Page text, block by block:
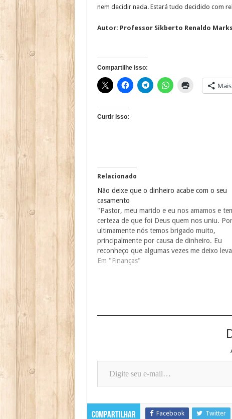
nem decidir nada. Estará tudo decidido com
Autor: Professor Sikberto Renaldo
Compartilhe isso:
Mais
Curtir isso:
Relacionado
Não deixe que o dinheiro acabe com o seu
casamento
"Pastor, meu marido e eu nos amamos e
certeza de que foi Deus quem nos uniu.
ultimamente nós temos brigado muito,
principalmente por causa de dinheiro. Eu
reconheço que algumas vezes me deixo
pelo impulso e acabo comprando coisas que
Em "Finanças"
Digite seu e-mail…
Compartilhar Facebook Twitter